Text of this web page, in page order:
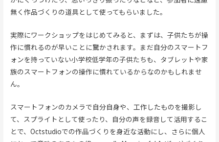
無く作品づくりの道具として使ってもらいました。
実際にワークショップをはじめてみると、まずは、子供たちが操
作に慣れるのが早いことに驚かされます。まだ自分のスマートフ
ォンを持っていない小学校低学年の子供たちも、タブレットや家
族のスマートフォンの操作に慣れているからなのかもしれませ
ん。
スマートフォンのカメラで自分自身や、工作したものを撮影し
て、スプライトとして使ったり、自分の声を録音して活用するこ
とで、Octstudioでの作品づくりを身近な活動にし、さらに個人